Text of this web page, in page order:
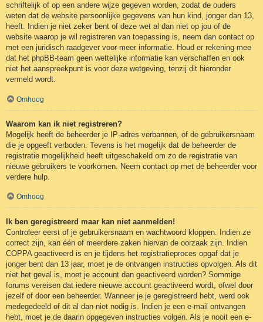
schriftelijk of op een andere wijze gegeven worden, zodat de ouders
weten dat de website persoonlijke gegevens van hun kind, jonger dan 13,
heeft. Indien je niet zeker bent of deze wet al dan niet op jou of de
website waarop je wil registreren van toepassing is, neem dan contact op
met een juridisch raadgever voor meer informatie. Houd er rekening mee
dat het phpBB-team geen wettelijke informatie kan verschaffen en ook
niet het aanspreekpunt is voor deze wetgeving, tenzij dit hieronder
vermeld wordt.
Omhoog
Waarom kan ik niet registreren?
Mogelijk heeft de beheerder je IP-adres verbannen, of de gebruikersnaam
die je opgeeft verboden. Tevens is het mogelijk dat de beheerder de
registratie mogelijkheid heeft uitgeschakeld om zo de registratie van
nieuwe gebruikers te voorkomen. Neem contact op met de beheerder voor
verdere hulp.
Omhoog
Ik ben geregistreerd maar kan niet aanmelden!
Controleer eerst of je gebruikersnaam en wachtwoord kloppen. Indien ze
correct zijn, kan één of meerdere zaken hiervan de oorzaak zijn. Indien
COPPA geactiveerd is en je tijdens het registratieproces opgaf dat je
jonger bent dan 13 jaar, moet je de ontvangen instructies opvolgen. Als dit
niet het geval is, moet je account dan geactiveerd worden? Sommige
forums vereisen dat iedere nieuwe account geactiveerd wordt, ofwel door
jezelf of door een beheerder. Wanneer je je geregistreerd hebt, werd ook
medegedeeld of dit al dan niet nodig is. Indien je een e-mail ontvangen
hebt, moet je de daarin opgegeven instructies volgen. Als je nooit een e-